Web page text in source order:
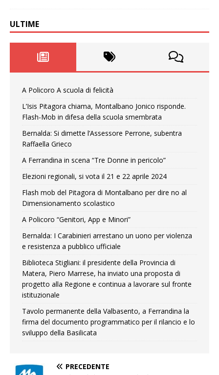
ULTIME
A Policoro A scuola di felicità
L’Isis Pitagora chiama, Montalbano Jonico risponde.
Flash-Mob in difesa della scuola smembrata
Bernalda: Si dimette l’Assessore Perrone, subentra
Raffaella Grieco
A Ferrandina in scena “Tre Donne in pericolo”
Elezioni regionali, si vota il 21 e 22 aprile 2024
Flash mob del Pitagora di Montalbano per dire no al
Dimensionamento scolastico
A Policoro “Genitori, App e Minori”
Bernalda: I Carabinieri arrestano un uono per violenza
e resistenza a pubblico ufficiale
Biblioteca Stigliani: il presidente della Provincia di
Matera, Piero Marrese, ha inviato una proposta di
progetto alla Regione e continua a lavorare sul fronte
istituzionale
Tavolo permanente della Valbasento, a Ferrandina la
firma del documento programmatico per il rilancio e lo
sviluppo della Basilicata
PRECEDENTE